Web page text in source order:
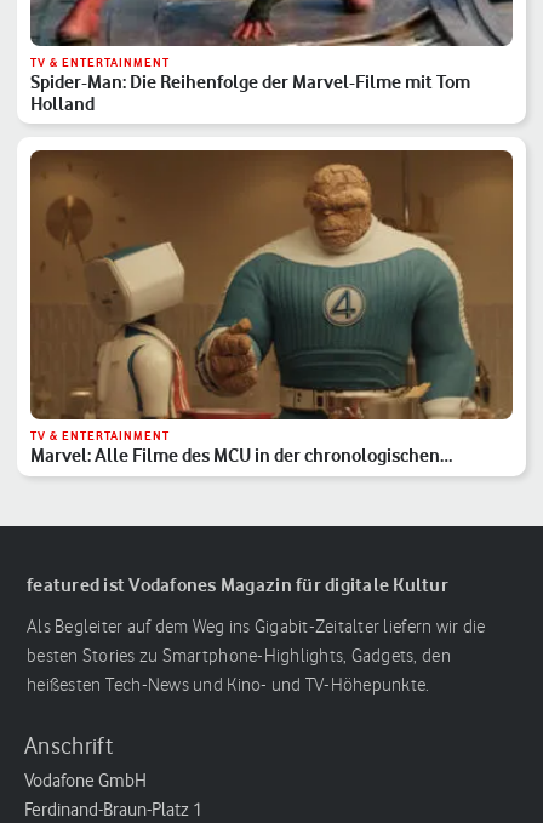
TV & ENTERTAINMENT
Spider-Man: Die Reihenfolge der Marvel-Filme mit Tom
Holland
TV & ENTERTAINMENT
Marvel: Alle Filme des MCU in der chronologischen
Reihenfolge
featured ist Vodafones Magazin für digitale Kultur
Als Begleiter auf dem Weg ins Gigabit-Zeitalter liefern wir die
besten Stories zu Smartphone-Highlights, Gadgets, den
heißesten Tech-News und Kino- und TV-Höhepunkte.
Anschrift
Vodafone GmbH
Ferdinand-Braun-Platz 1